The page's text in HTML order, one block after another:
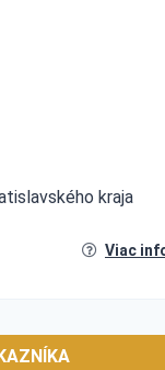
kraja
Viac